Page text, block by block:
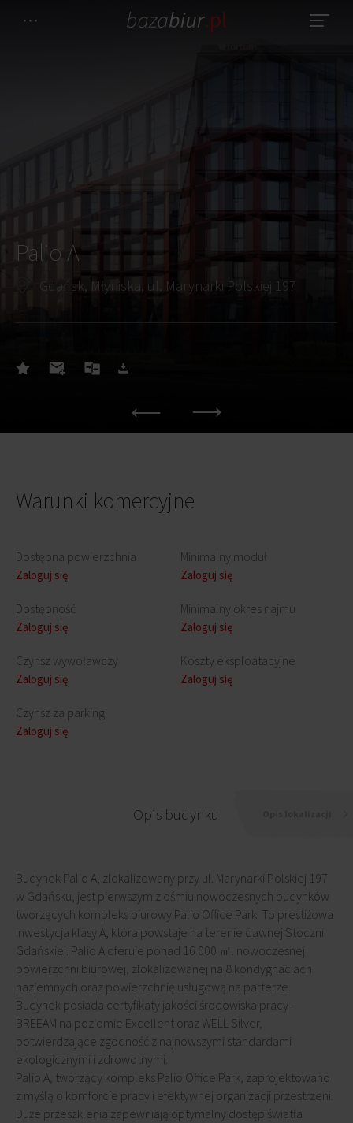
Palio A
Gdańsk, Młyniska, ul. Marynarki Polskiej 197
Warunki komercyjne
Dostępna powierzchnia
Zaloguj się
Dostępność
Zaloguj się
Czynsz wywoławczy
Zaloguj się
Czynsz za parking
Zaloguj się
Minimalny moduł
Zaloguj się
Minimalny okres najmu
Zaloguj się
Koszty eksploatacyjne
Zaloguj się
Opis budynku
Budynek Palio A, zlokalizowany przy ul. Marynarki Polskiej 197
w Gdańsku, jest pierwszym z ośmiu nowoczesnych budynków
tworzących kompleks biurowy Palio Office Park. To prestiżowa
inwestycja klasy A, która powstaje na terenie dawnej Stoczni
Gdańskiej. Palio A oferuje ponad 16 000 ㎡. nowoczesnej
powierzchni biurowej, zlokalizowanej na 8 kondygnacjach
naziemnych oraz powierzchnię usługową na parterze.
Budynek posiada certyfikaty jakości środowiska pracy –
BREEAM na poziomie Excellent oraz WELL Silver,
potwierdzające zgodność z najnowszymi standardami
ekologicznymi i zdrowotnymi.
Palio A, tworzący kompleks Palio Office Park, zaprojektowano
z myślą o komforcie pracy i efektywnej organizacji przestrzeni.
Duże przeszklenia zapewniają optymalny dostęp światła